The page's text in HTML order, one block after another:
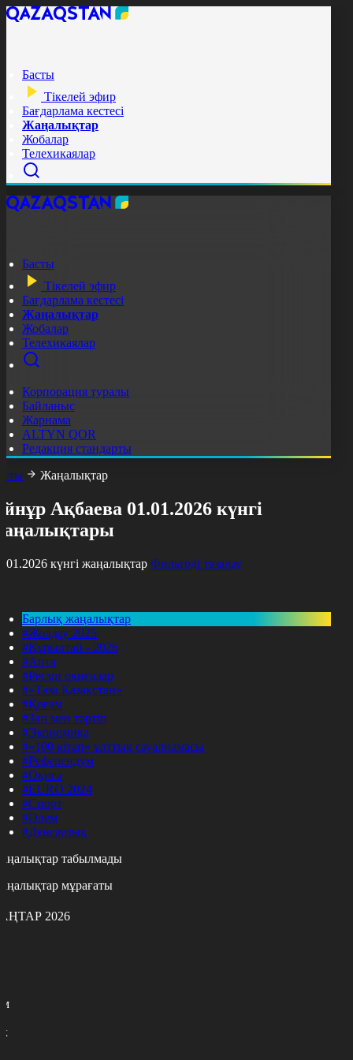
Басты
Тікелей эфир
Бағдарлама кестесі
Жаңалықтар
Жобалар
Телехикаялар
Басты
Тікелей эфир
Бағдарлама кестесі
Жаңалықтар
Жобалар
Телехикаялар
Корпорация туралы
Байланыс
Жарнама
ALTYN QOR
Редакция стандарты
Жаңалықтар
Ақбаева 01.01.2026 күнгі
күнгі жаңалықтар Фильтрді тазалау
Барлық жаңалықтар
#Жолдау 2025
#Құрылтай - 2026
#Апта
#Ресми оқиғалар
#«Таза Қазақстан»
#Қоғам
#Заң мен тәртіп
#Экономика
#«100 кітап» ұлттық сауалнамасы
#Референдум
#Оқиға
#EURO 2024
#Спорт
#Әлем
#Денсаулық
табылмады
мұрағаты
2026